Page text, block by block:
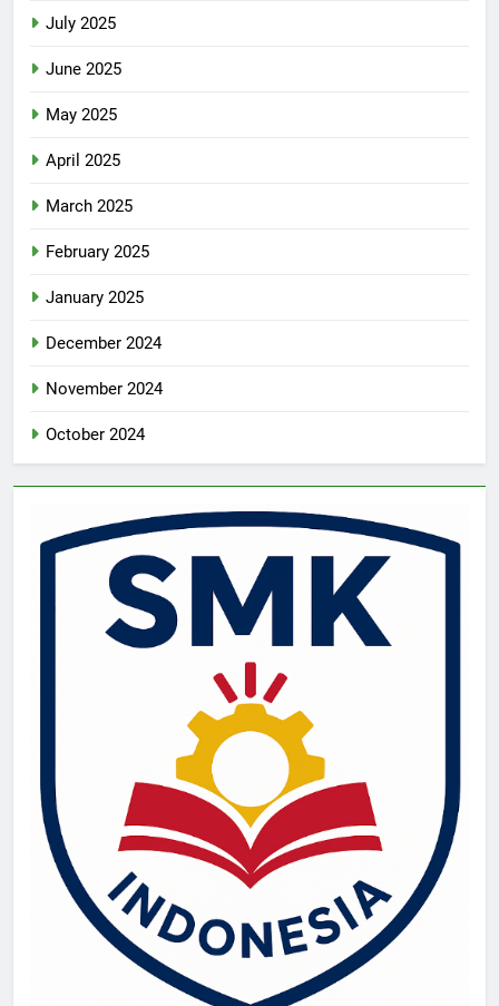
July 2025
June 2025
May 2025
April 2025
March 2025
February 2025
January 2025
December 2024
November 2024
October 2024